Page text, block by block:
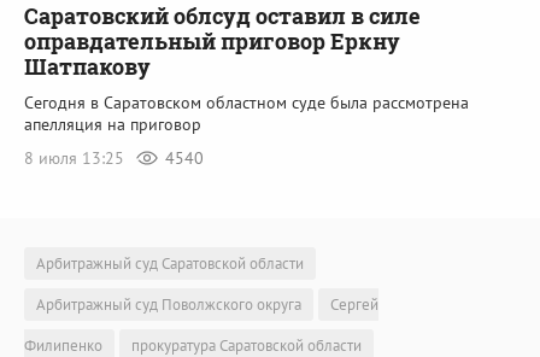
Саратовский облсуд оставил в силе
оправдательный приговор Еркну
Шатпакову
Сегодня в Саратовском областном суде была рассмотрена
апелляция на приговор
8 июля 13:25
4540
Арбитражный суд Саратовской области
Арбитражный суд Поволжского округа
Сергей
Филипенко
прокуратура Саратовской области